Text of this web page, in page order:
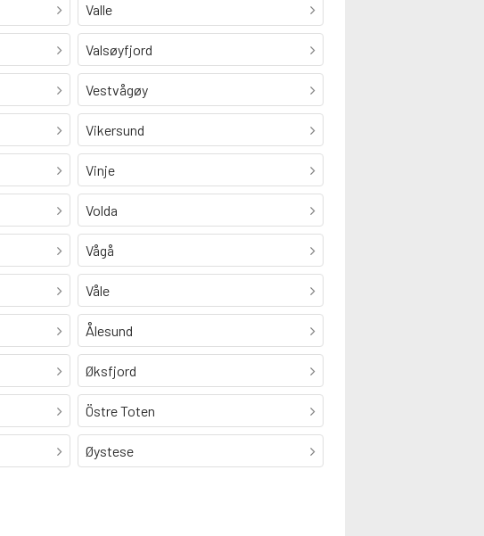
Valle
Valsøyfjord
Vestvågøy
Vikersund
Vinje
Volda
Vågå
Våle
Ålesund
Øksfjord
Östre Toten
Øystese